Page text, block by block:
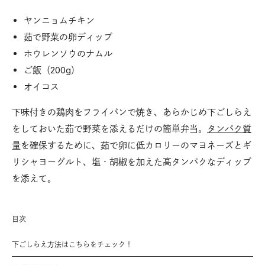
ヤンニョムチキン
茹で野菜の卵ディップ
ホウレンソウのナムル
ご飯（200g）
オイコス
下味付きの鶏肉をフライパンで焼き、あらかじめ下ごしらえ
をしておいた茹で野菜を添えるだけの簡単弁当。
タンパク質
量を確保するために、茹で卵に低カロリーのマヨネーズとギ
リシャヨーグルト、塩・胡椒を加えた高タンパクなディップ
を添えて。
目次
下ごしらえ方法はこちらをチェック！